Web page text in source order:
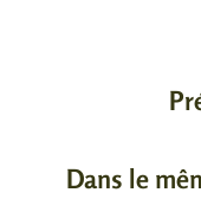
Dans le